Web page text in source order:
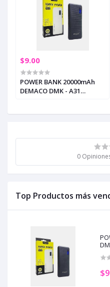
0
Top Productos más
$9.00
POWER BANK 20000mAh
DEMACO DMK - A31